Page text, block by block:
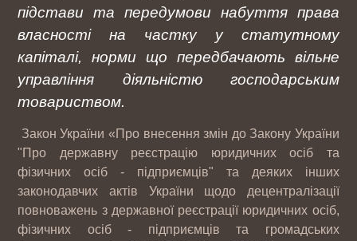
підстави та передумови набуття права
власності на частку у статутному
капіталі, норми що передбачають вільне
управління діяльністю господарським
товариством.
Закон України «Про внесення змін до Закону України
"Про державну реєстрацію юридичних осіб та
фізичних осіб - підприємців" та деяких інших
законодавчих актів України щодо децентралізації
повноважень з державної реєстрації юридичних осіб,
фізичних осіб - підприємців та громадських